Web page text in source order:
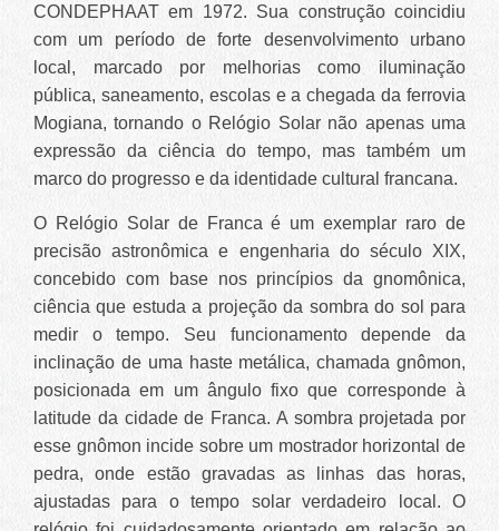
CONDEPHAAT em 1972. Sua construção coincidiu
com um período de forte desenvolvimento urbano
local, marcado por melhorias como iluminação
pública, saneamento, escolas e a chegada da ferrovia
Mogiana, tornando o Relógio Solar não apenas uma
expressão da ciência do tempo, mas também um
marco do progresso e da identidade cultural francana.
O Relógio Solar de Franca é um exemplar raro de
precisão astronômica e engenharia do século XIX,
concebido com base nos princípios da gnomônica,
ciência que estuda a projeção da sombra do sol para
medir o tempo. Seu funcionamento depende da
inclinação de uma haste metálica, chamada gnômon,
posicionada em um ângulo fixo que corresponde à
latitude da cidade de Franca. A sombra projetada por
esse gnômon incide sobre um mostrador horizontal de
pedra, onde estão gravadas as linhas das horas,
ajustadas para o tempo solar verdadeiro local. O